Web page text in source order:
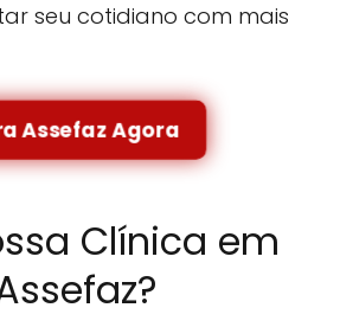
seu cotidiano com mais
Assefaz Agora
Clínica em